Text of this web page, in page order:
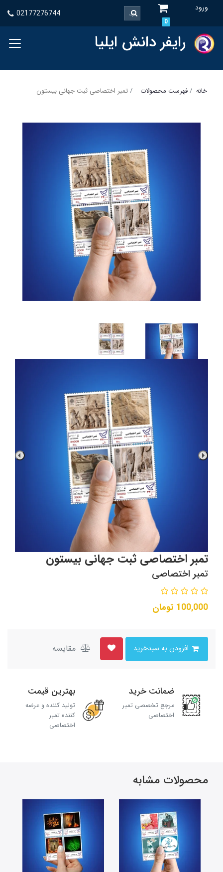
ورود
0
02177276744
رایفر دانش ایلیا
خانه فهرست محصولات تمبر اختصاصی ثبت جهانی بیستون
تمبر اختصاصی ثبت جهانی بیستون
تمبر اختصاصی
100,000 تومان
مقایسه
ضمانت خرید
مرجع تخصصی تمبر
اختصاصی
بهترین قیمت
تولید کننده و عرضه
کننده تمبر
اختصاصی
محصولات مشابه